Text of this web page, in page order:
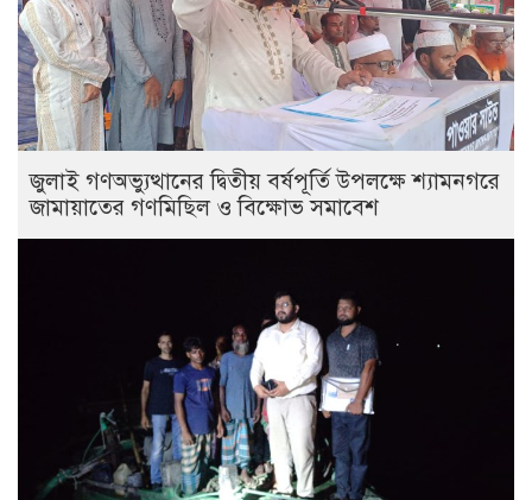
জুলাই গণঅভ্যুত্থানের দ্বিতীয় বর্ষপূর্তি উপলক্ষে শ্যামনগরে
জামায়াতের গণমিছিল ও বিক্ষোভ সমাবেশ